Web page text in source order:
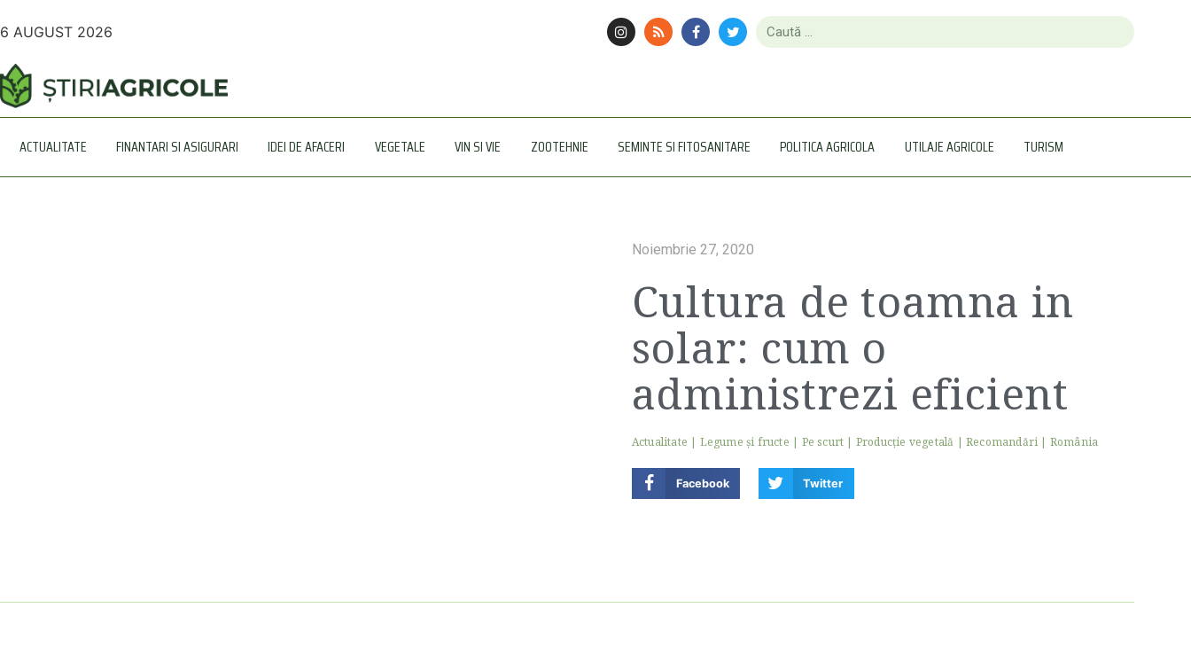
6 AUGUST 2026
ACTUALITATE FINANTARI SI ASIGURARI IDEI DE AFACERI VEGETALE VIN SI VIE ZOOTEHNIE SEMINTE SI FITOSANITARE POLITICA AGRICOLA UTILAJE AGRICOLE TURISM
Noiembrie 27, 2020
Cultura de toamna in
solar: cum o
administrezi eficient
Actualitate | Legume şi fructe | Pe scurt | Producție vegetală | Recomandări | România
Facebook Twitter